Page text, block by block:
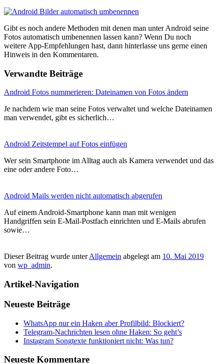
Gibt es noch andere Methoden mit denen man unter Android seine
Fotos automatisch umbenennen lassen kann? Wenn Du noch
weitere App-Empfehlungen hast, dann hinterlasse uns gerne einen
Hinweis in den Kommentaren.
Verwandte Beiträge
Android Fotos nummerieren: Dateinamen von Fotos ändern
Je nachdem wie man seine Fotos verwaltet und welche Dateinamen
man verwendet, gibt es sicherlich…
Android Zeitstempel auf Fotos einfügen
Wer sein Smartphone im Alltag auch als Kamera verwendet und das
eine oder andere Foto…
Android Mails werden nicht automatisch abgerufen
Auf einem Android-Smartphone kann man mit wenigen
Handgriffen sein E-Mail-Postfach einrichten und E-Mails abrufen
sowie…
Dieser Beitrag wurde unterAllgemein abgelegt am 10. Mai 2019
von wp_admin.
Artikel-Navigation
Neueste Beiträge
WhatsApp nur ein Haken aber Profilbild: Blockiert?
Telegram-Nachrichten lesen ohne Haken: So geht’s
Instagram Songtexte funktioniert nicht: Was tun?
Neueste Kommentare